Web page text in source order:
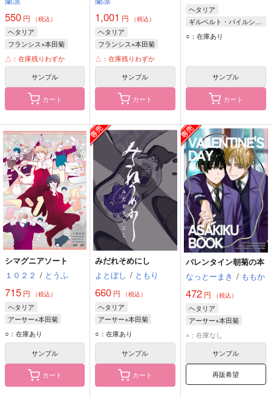
550 円 （税込）
ヘタリア
フランシス×本田菊
フランシス・ボヌフォワ
本田菊
△：在庫残りわずか
サンプル
カート
1,001 円 （税込）
ヘタリア
フランシス×本田菊
フランシス・ボヌフォワ
本田菊
△：在庫残りわずか
サンプル
カート
ヘタリア
ギルベルト・バイルシュミット
本田菊
蘭
○：在庫あり
サンプル
カート
シマグニアソート
１０２２ / とうふ
715 円 （税込）
ヘタリア
アーサー×本田菊
アーサー・カークランド
本田菊
○：在庫あり
サンプル
カート
みだれそめにし
よとぼし / ともり
660 円 （税込）
ヘタリア
アーサー×本田菊
本田菊
アーサー・カークランド
○：在庫あり
サンプル
カート
バレンタイン朝菊の本
なっとーまき / ももか
472円 （税込）
ヘタリア
アーサー×本田菊
アーサー・カークランド
本田菊
×：在庫なし
サンプル
再販希望